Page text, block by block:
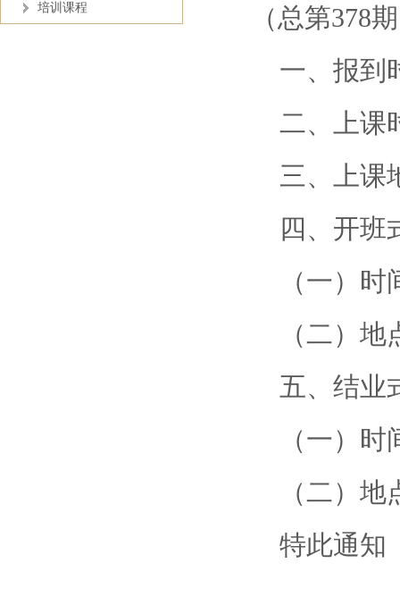
培训课程
（总第378
一、报到
二、上课
三、上课
四、开班
（一）时
（二）地
五、结业
（一）时
（二）地
特此通知